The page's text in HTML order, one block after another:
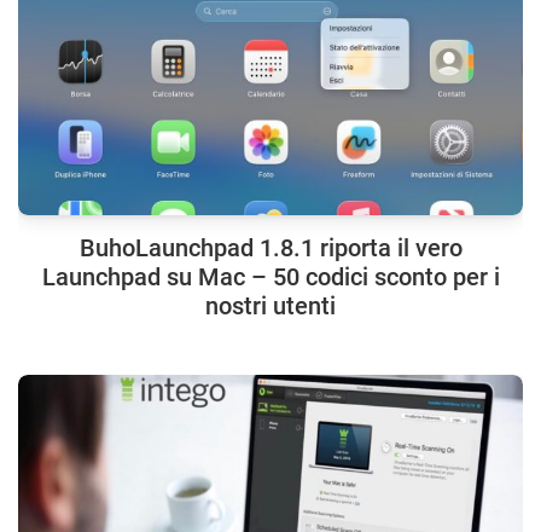
BuhoLaunchpad 1.8.1 riporta il vero
Launchpad su Mac – 50 codici sconto per i
nostri utenti